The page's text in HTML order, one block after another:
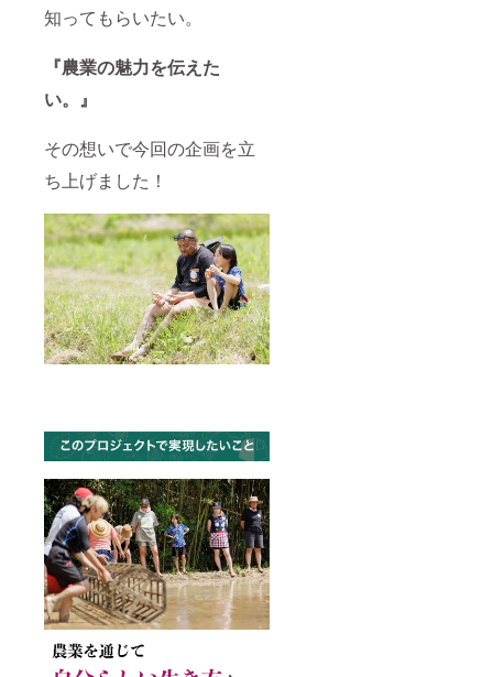
知ってもらいたい。
『農業の魅力を伝えた
い。』
その想いで今回の企画を立
ち上げました！